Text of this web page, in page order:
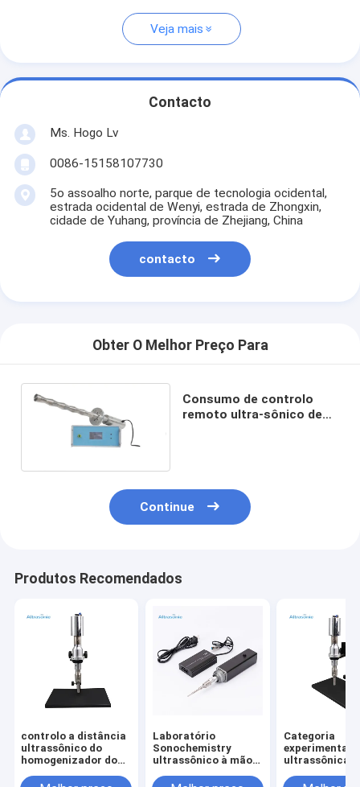
Veja mais
Contacto
Ms. Hogo Lv
0086-15158107730
5o assoalho norte, parque de tecnologia ocidental,
estrada ocidental de Wenyi, estrada de Zhongxin,
cidade de Yuhang, província de Zhejiang, China
contacto
Obter O Melhor Preço Para
Consumo de controlo
remoto ultra-sônico de
Continue
Produtos Recomendados
controlo a distância
ultrassônico do
homogenizador do
Digitas
Laboratório
Sonochemistry
ultrassônico à mão
do titânio
Categoria
experimental
ultrassônica
20kHz 500w